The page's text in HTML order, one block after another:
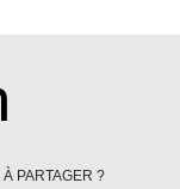
À PARTAGER ?